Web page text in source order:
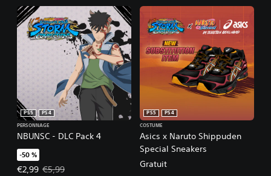
NBUNSC - DLC Pack 4
PS5
PS4
PERSONNAGE
-50 %
€2,99
Prix de l'offre : €2,99 Prix initial : €5,99
€5,99
Asics x Naruto Shippuden
Special Sneakers
PS5
PS4
COSTUME
Gratuit